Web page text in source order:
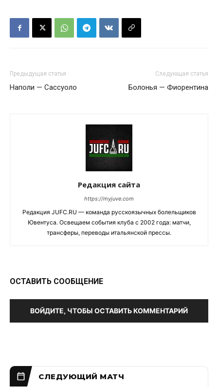
Предыдущая статья
Наполи — Сассуоло
Следующая статья
Болонья — Фиорентина
Редакция сайта
https://myjuve.com
Редакция JUFC.RU — команда русскоязычных болельщиков
Ювентуса. Освещаем события клуба с 2002 года: матчи,
трансферы, переводы итальянской прессы.
ОСТАВИТЬ СООБЩЕНИЕ
ВОЙДИТЕ, ЧТОБЫ ОСТАВИТЬ КОММЕНТАРИЙ